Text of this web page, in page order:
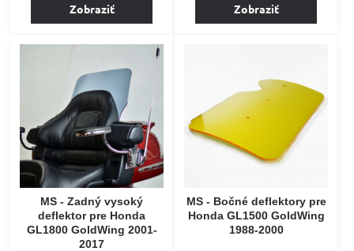
Zobraziť Zobraziť
MS - Zadný vysoký
deflektor pre Honda
GL1800 GoldWing 2001-
2017
MS - Bočné deflektory pre
Honda GL1500 GoldWing
1988-2000